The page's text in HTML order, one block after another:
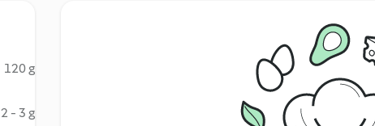
120 g
2 - 3 g